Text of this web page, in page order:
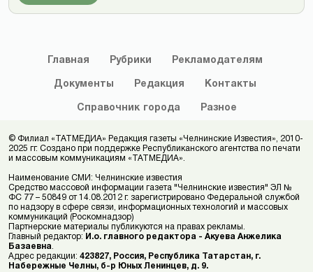
Главная Рубрики Рекламодателям
Документы Редакция Контакты
Справочник города Разное
© Филиал «ТАТМЕДИА» Редакция газеты «Челнинские Известия», 2010-
2025 гг. Создано при поддержке Республиканского агентства по печати
и массовым коммуникациям «ТАТМЕДИА».
Наименование СМИ: Челнинские известия
Средство массовой информации газета "Челнинские известия" ЭЛ №
ФС 77 – 50849 от 14.08.2012 г. зарегистрировано Федеральной службой
по надзору в сфере связи, информационных технологий и массовых
коммуникаций (Роскомнадзор)
Партнерские материалы публикуются на правах рекламы.
Главный редактор: И.о. главного редактора - Акуева Анжелика
Базаевна
Адрес редакции: 423827, Россия, Республика Татарстан, г.
Набережные Челны, б-р Юных Ленинцев, д. 9.